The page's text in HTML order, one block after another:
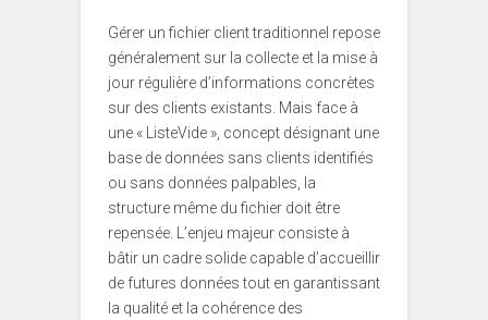
Gérer un fichier client traditionnel repose
généralement sur la collecte et la mise à
jour régulière d’informations concrètes
sur des clients existants. Mais face à
une « ListeVide », concept désignant une
base de données sans clients identifiés
ou sans données palpables, la
structure même du fichier doit être
repensée. L’enjeu majeur consiste à
bâtir un cadre solide capable d’accueillir
de futures données tout en garantissant
la qualité et la cohérence des